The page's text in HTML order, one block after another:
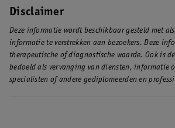
Disclaimer
Deze informatie wordt beschikbaar gesteld met
informatie te verstrekken aan bezoekers. Deze
therapeutische of diagnostische waarde. Ook is
bedoeld als vervanging van diensten, informatie
specialisten of andere gediplomeerden en